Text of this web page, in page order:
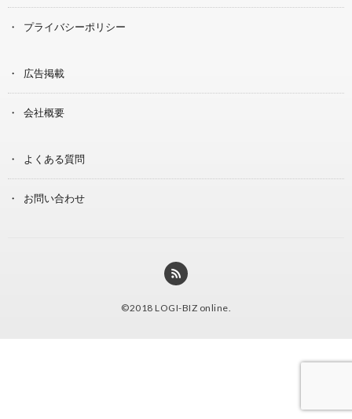
プライバシーポリシー
広告掲載
会社概要
よくある質問
お問い合わせ
©2018 LOGI-BIZ online.